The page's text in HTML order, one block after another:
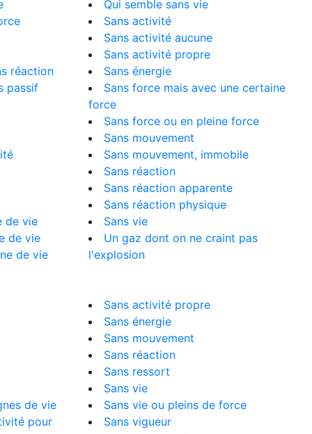
réaction
passif
de vie
de vie
de vie
Qui semble sans vie
Sans activité
Sans activité aucune
Sans activité propre
Sans énergie
Sans force mais avec une certaine
force
Sans force ou en pleine force
Sans mouvement
Sans mouvement, immobile
Sans réaction
Sans réaction apparente
Sans réaction physique
Sans vie
Un gaz dont on ne craint pas
l'explosion
de vie
pour
Sans activité propre
Sans énergie
Sans mouvement
Sans réaction
Sans ressort
Sans vie
Sans vie ou pleins de force
Sans vigueur